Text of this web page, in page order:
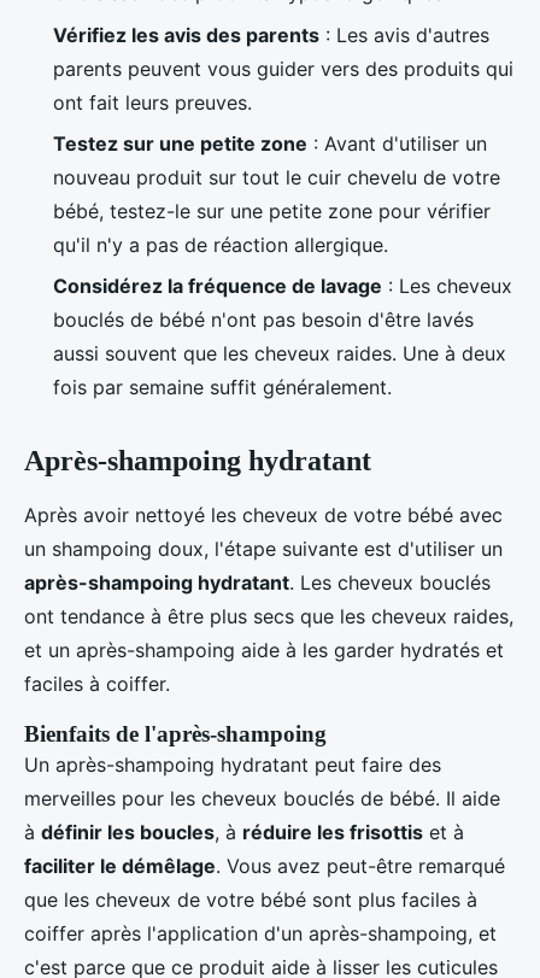
Vérifiez les avis des parents : Les avis d'autres
parents peuvent vous guider vers des produits qui
ont fait leurs preuves.
Testez sur une petite zone : Avant d'utiliser un
nouveau produit sur tout le cuir chevelu de votre
bébé, testez-le sur une petite zone pour vérifier
qu'il n'y a pas de réaction allergique.
Considérez la fréquence de lavage : Les cheveux
bouclés de bébé n'ont pas besoin d'être lavés
aussi souvent que les cheveux raides. Une à deux
fois par semaine suffit généralement.
Après-shampoing hydratant
Après avoir nettoyé les cheveux de votre bébé avec
un shampoing doux, l'étape suivante est d'utiliser un
après-shampoing hydratant. Les cheveux bouclés
ont tendance à être plus secs que les cheveux raides,
et un après-shampoing aide à les garder hydratés et
faciles à coiffer.
Bienfaits de l'après-shampoing
Un après-shampoing hydratant peut faire des
merveilles pour les cheveux bouclés de bébé. Il aide
à définir les boucles, à réduire les frisottis et à
faciliter le démêlage. Vous avez peut-être remarqué
que les cheveux de votre bébé sont plus faciles à
coiffer après l'application d'un après-shampoing, et
c'est parce que ce produit aide à lisser les cuticules